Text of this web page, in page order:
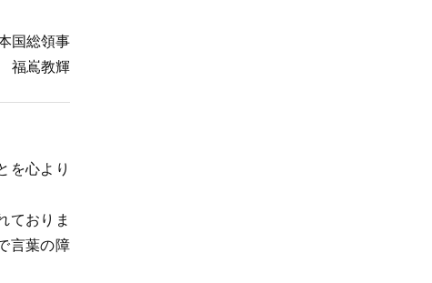
国総領事
福嶌教輝
を心より
ておりま
言葉の障